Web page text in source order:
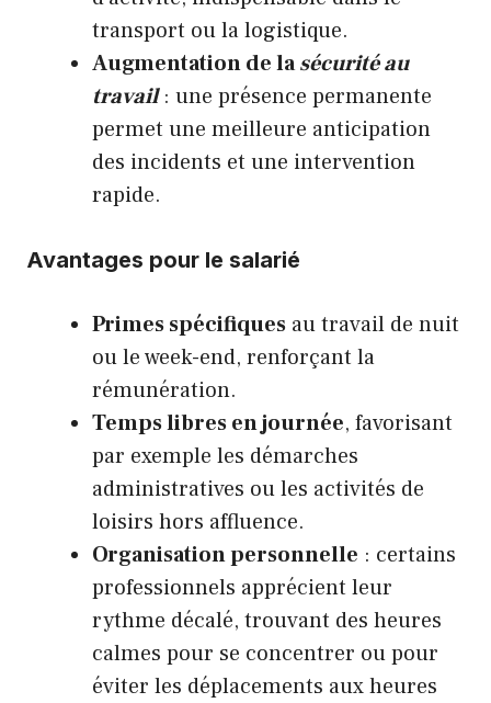
transport ou la logistique.
Augmentation de lasécurité au
travail: une présence permanente
permet une meilleure anticipation
des incidents et une intervention
rapide.
Avantages pour le salarié
Primes spécifiques au travail de nuit
ou le week-end, renforçant la
rémunération.
Temps libres en journée, favorisant
par exemple les démarches
administratives ou les activités de
loisirs hors affluence.
Organisation personnelle : certains
professionnels apprécient leur
rythme décalé, trouvant des heures
calmes pour se concentrer ou pour
éviter les déplacements aux heures